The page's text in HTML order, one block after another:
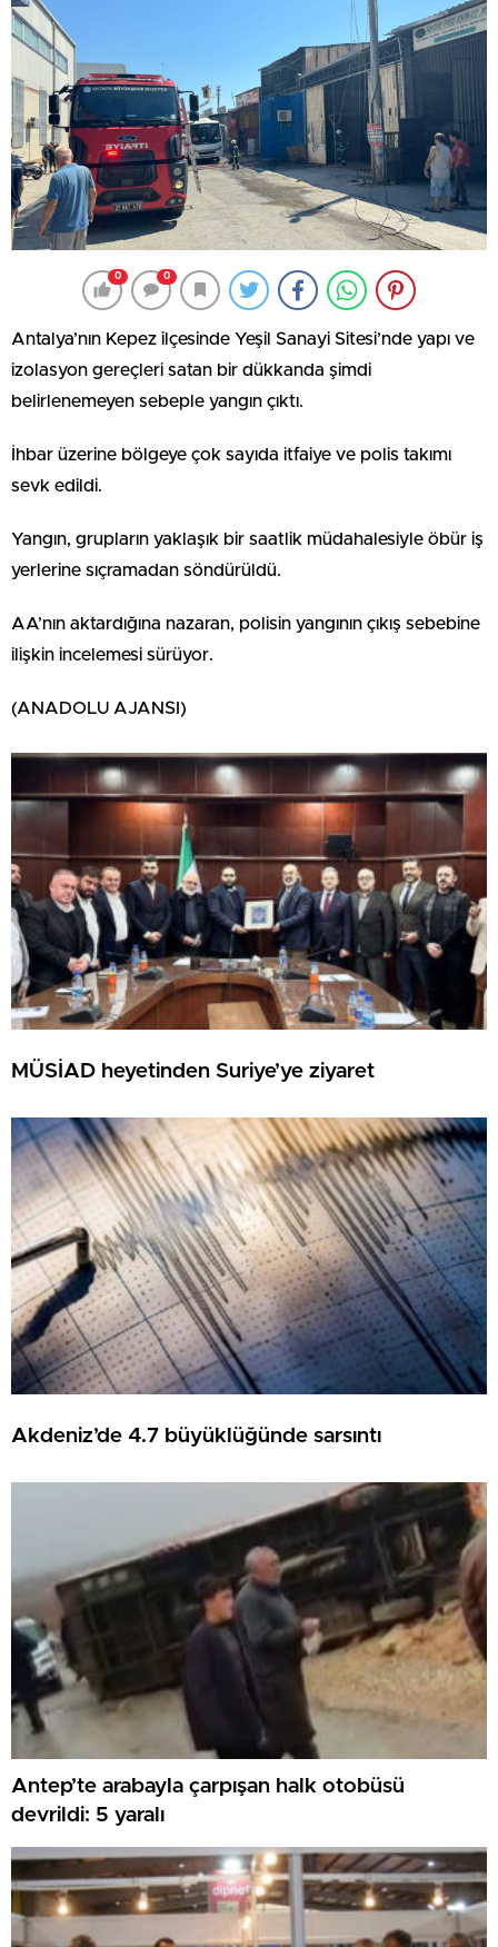
0 0
Antalya’nın Kepez ilçesinde Yeşil Sanayi Sitesi’nde yapı ve
izolasyon gereçleri satan bir dükkanda şimdi
belirlenemeyen sebeple yangın çıktı.
İhbar üzerine bölgeye çok sayıda itfaiye ve polis takımı
sevk edildi.
Yangın, grupların yaklaşık bir saatlik müdahalesiyle öbür iş
yerlerine sıçramadan söndürüldü.
AA’nın aktardığına nazaran, polisin yangının çıkış sebebine
ilişkin incelemesi sürüyor.
(ANADOLU AJANSI)
MÜSİAD heyetinden Suriye’ye ziyaret
Akdeniz’de 4.7 büyüklüğünde sarsıntı
Antep’te arabayla çarpışan halk otobüsü
devrildi: 5 yaralı